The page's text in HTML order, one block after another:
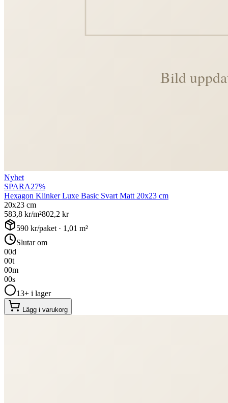
Nyhet
SPARA27%
Hexagon Klinker Luxe Basic Svart Matt 20x23 cm
20x23 cm
583,8 kr/m²802,2 kr
590 kr/paket · 1,01 m²
Slutar om
00d
00t
00m
00s
13+ i lager
Lägg i varukorg